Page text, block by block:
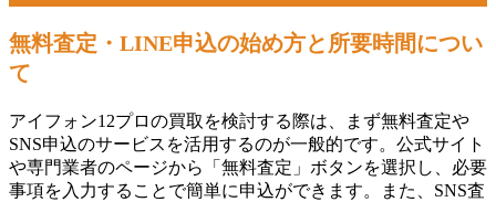
無料査定・LINE申込の始め方と所要時間につい
て
アイフォン12プロの買取を検討する際は、まず無料査定や
SNS申込のサービスを活用するのが一般的です。公式サイト
や専門業者のページから「無料査定」ボタンを選択し、必要
事項を入力することで簡単に申込ができます。また、SNS査